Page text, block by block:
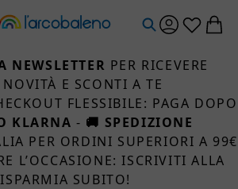
NEWSLETTER PER RICEVERE
E SCONTI A TE
FLESSIBILE: PAGA DOPO
KLARNA - 🚚 SPEDIZIONE
PER ORDINI SUPERIORI A 99€
L’OCCASIONE: ISCRIVITI ALLA
SUBITO!